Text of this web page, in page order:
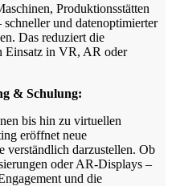
Produktionsstätten
schneller und datenoptimierter
Das reduziert die
Einsatz in VR, AR oder
& Schulung:
bis hin zu virtuellen
eröffnet neue
verständlich darzustellen. Ob
oder AR-Displays –
und die